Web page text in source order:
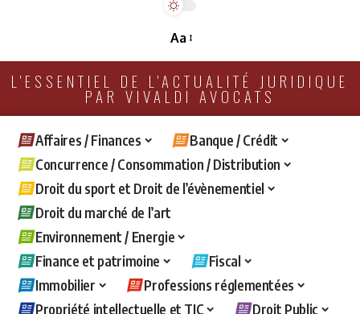
Aa
L'ESSENTIEL DE L'ACTUALITÉ JURIDIQUE
PAR VIVALDI AVOCATS
Affaires / Finances
Banque / Crédit
Concurrence / Consommation / Distribution
Droit du sport et Droit de l’évènementiel
Droit du marché de l’art
Environnement / Energie
Finance et patrimoine
Fiscal
Immobilier
Professions réglementées
Propriété intellectuelle et TIC
Droit Public